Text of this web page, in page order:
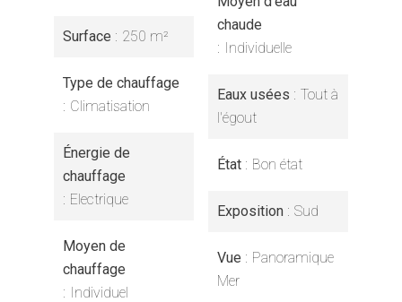
Surface 250 m²
Type de chauffage
Climatisation
Énergie de
chauffage
Electrique
Moyen de
chauffage
Individuel
chaude
Individuelle
Eaux usées
Tout à
l'égout
État Bon état
Exposition Sud
Vue
Panoramique
Mer